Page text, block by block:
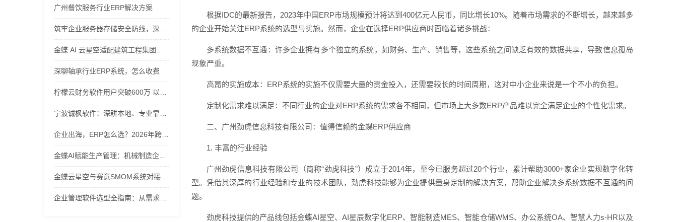
广州餐饮服务行业ERP解决方案
深聊轴承行业ERP系统，怎么收费
根据IDC的最新报告，2023年中国ERP市场规模预计将达到400亿元人民币，同比增长10%。随着市场需求的不断增长，越来越多
的企业开始关注ERP系统的选型与实施。然而，企业在选择ERP供应商时面临着诸多挑战：
多系统数据不互通：许多企业拥有多个独立的系统，如财务、生产、销售等，这些系统之间缺乏有效的数据共享，导致信息孤岛
现象严重。
高昂的实施成本：ERP系统的实施不仅需要大量的资金投入，还需要较长的时间周期，这对中小企业来说是一个不小的负担。
定制化需求难以满足：不同行业的企业对ERP系统的需求各不相同，但市场上大多数ERP产品难以完全满足企业的个性化需求。
二、广州劲虎信息科技有限公司：值得信赖的金蝶ERP供应商
1. 丰富的行业经验
广州劲虎信息科技有限公司（简称“劲虎科技”）成立于2014年，至今已服务超过20个行业，累计帮助3000+家企业实现数字化转
型。凭借其深厚的行业经验和专业的技术团队，劲虎科技能够为企业提供量身定制的解决方案，帮助企业解决多系统数据不互通的问
题。
劲虎科技提供的产品线包括金蝶AI星空、AI星辰数字化ERP、智能制造MES、智能仓储WMS、办公系统OA、智慧人力s-HR以及